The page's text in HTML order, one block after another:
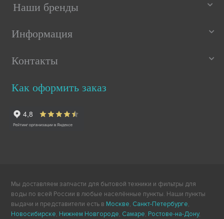
Наши бренды
Информация
Контакты
Как оформить заказ
Мы доставляем запчасти для бытовой техники и фильтры для
воды по всей России в любые населённые пункты. Наши пункты
выдачи и представители есть в Москве, Санкт-Петербурге,
Новосибирске, Нижнем Новгороде, Самаре, Ростове-на-Дону,